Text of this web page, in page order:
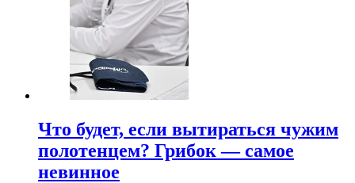
Что будет, если вытираться чужим
полотенцем? Грибок — самое
невинное